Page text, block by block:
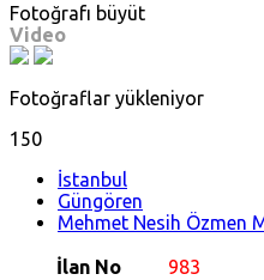
Fotoğrafı büyüt
Video
Fotoğraflar yükleniyor
150
İstanbul
Güngören
Mehmet Nesih Özmen
İlan No
983